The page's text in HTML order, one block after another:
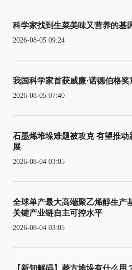
科学家找到生菜美味又营养的基
2026-08-05 09:24
我国科学家首获威廉·诺德伯格奖
2026-08-05 07:40
石墨烯堆垛难题被攻克 有望推
展
2026-08-04 03:05
全球单产最大高端聚乙烯醇生产
关键产业链自主可控水平
2026-08-04 03:05
【新知解码】菱方堆垛有什么用